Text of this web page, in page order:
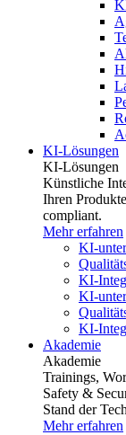
KI-Lösungen
KI-Lösungen
Künstliche
Ihren
compliant.
Mehr erfahren
KI-
KI-
KI-
KI-
Akademie
Akademie
Trainings,
Safety &
Stand der
Mehr erfahren